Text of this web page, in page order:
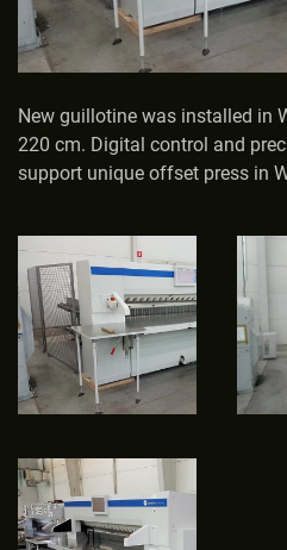
New guillotine was installed in
220 cm. Digital control and
support unique offset press in